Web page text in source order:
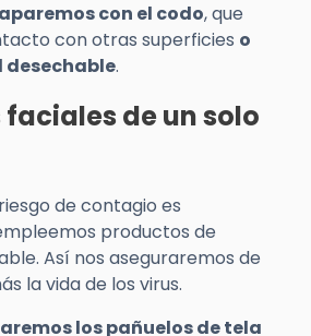
con el codo, que
con otras superficies o
desechable.
faciales de un solo
de contagio es
productos de
Así nos aseguraremos de
la vida de los virus.
los pañuelos de tela